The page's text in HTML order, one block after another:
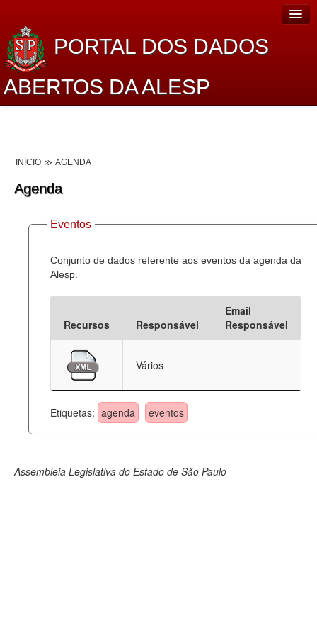
PORTAL DOS DADOS
ABERTOS DA ALESP
Lei de Acesso à Informação
Dados Governamentais Abertos
Planejamento
Catálogo de dados
Deputados Estaduais
Administração
Legislação
INÍCIO AGENDA
Agenda
Eventos
Conjunto de dados referente aos eventos da agenda da
Alesp.
Recursos Responsável
Email
Responsável
Vários
Etiquetas: agenda eventos
Assembleia Legislativa do Estado de São Paulo